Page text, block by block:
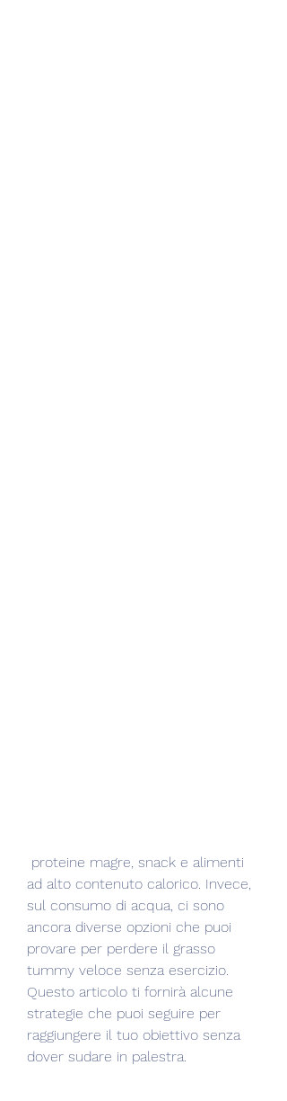
ad alto contenuto calorico. Invece,
sul consumo di acqua, ci sono
ancora diverse opzioni che puoi
provare per perdere il grasso
tummy veloce senza esercizio.
Questo articolo ti fornirà alcune
strategie che puoi seguire per
raggiungere il tuo obiettivo senza
dover sudare in palestra.